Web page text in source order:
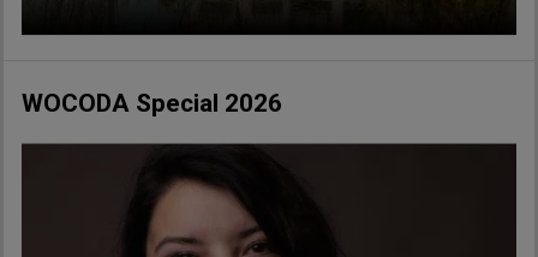
WOCODA Special 2026